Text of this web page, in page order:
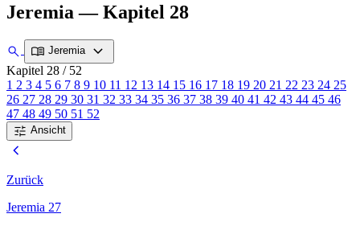
Jeremia — Kapitel 28
search menu_book Jeremia expand_more
Kapitel 28 / 52
1 2 3 4 5 6 7 8 9 10 11 12 13 14 15 16 17 18 19 20 21 22 23 24 25
26 27 28 29 30 31 32 33 34 35 36 37 38 39 40 41 42 43 44 45 46
47 48 49 50 51 52
tune Ansicht
chevron_left
Zurück
Jeremia 27